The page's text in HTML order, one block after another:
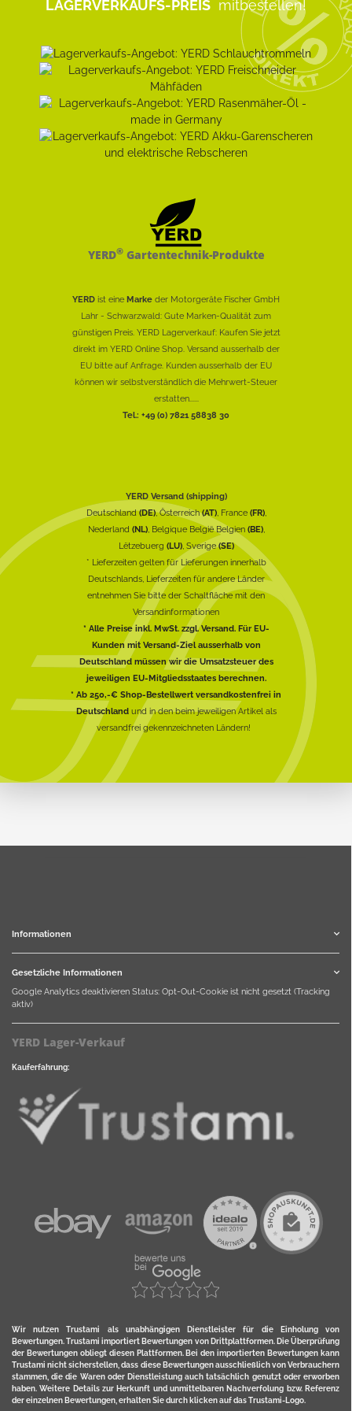
LAGERVERKAUFS-PREIS mitbestellen!
YERD®Gartentechnik-Produkte
YERD ist eine Marke der Motorgeräte Fischer GmbH
Lahr - Schwarzwald: Gute Marken-Qualität zum
günstigen Preis. YERD Lagerverkauf: Kaufen Sie jetzt
direkt im YERD Online Shop. Versand ausserhalb der
EU bitte auf Anfrage. Kunden ausserhalb der EU
können wir selbstverständlich die Mehrwert-Steuer
erstatten......
Tel.: +49 (0) 7821 58838 30
YERD Versand (shipping)
Deutschland(DE), Österreich(AT), France (FR),
Nederland (NL), Belgique België Belgien (BE),
Lëtzebuerg (LU), Sverige(SE)
* Lieferzeiten gelten für Lieferungen innerhalb
Deutschlands, Lieferzeiten für andere Länder
entnehmen Sie bitte der Schaltfläche mit den
Versandinformationen
* Alle Preise inkl. MwSt. zzgl. Versand. Für EU-
Kunden mit Versand-Ziel ausserhalb von
Deutschland müssen wir die Umsatzsteuer des
jeweiligen EU-Mitgliedsstaates berechnen.
* Ab 250,-€ Shop-Bestellwert versandkostenfrei in
Deutschlandund in den beim jeweiligen Artikel als
versandfrei gekennzeichneten Ländern!
Informationen
Gesetzliche Informationen
Google Analytics deaktivieren Status: Opt-Out-Cookie ist nicht gesetzt (Tracking
aktiv)
YERD Lager-Verkauf
Kauferfahrung:
Wir nutzen Trustami als unabhängigen Dienstleister für die Einholung von
Bewertungen. Trustami importiert Bewertungen von Drittplattformen. Die Überprüfung
der Bewertungen obliegt diesen Plattformen. Bei den importierten Bewertungen kann
Trustami nicht sicherstellen, dass diese Bewertungen ausschließlich von Verbrauchern
stammen, die die Waren oder Dienstleistung auch tatsächlich genutzt oder erworben
haben. Weitere Details zur Herkunft und unmittelbaren Nachverfolung bzw. Referenz
der einzelnen Bewertungen, erhalten Sie durch klicken auf das Trustami-Logo.